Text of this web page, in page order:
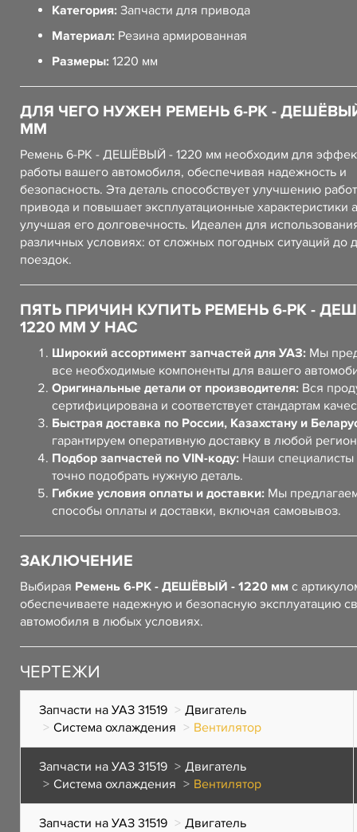
Категория: Запчасти для привода
Материал: Резина армированная
Размеры: 1220 мм
ДЛЯ ЧЕГО НУЖЕН РЕМЕНЬ 6-РК -
ММ
Ремень 6-РК - ДЕШЁВЫЙ - 1220 мм необходим для
работы вашего автомобиля, обеспечивая надежность и
безопасность. Эта деталь способствует улучшению
привода и повышает эксплуатационные характеристики
улучшая его долговечность. Идеален для
различных условиях: от сложных погодных ситуаций до
поездок.
ПЯТЬ ПРИЧИН КУПИТЬ РЕМЕНЬ 6-РК -
1220 ММ У НАС
Широкий ассортимент запчастей для УАЗ: Мы
все необходимые компоненты для вашего
Оригинальные детали от производителя: Вся
сертифицирована и соответствует стандартам
Быстрая доставка по России, Казахстану и
гарантируем оперативную доставку в любой
Подбор запчастей по VIN-коду: Наши специалисты
точно подобрать нужную деталь.
Гибкие условия оплаты и доставки: Мы
способы оплаты и доставки, включая самовывоз.
ЗАКЛЮЧЕНИЕ
Выбирая Ремень 6-РК - ДЕШЁВЫЙ - 1220 мм с
обеспечиваете надежную и безопасную эксплуатацию
автомобиля в любых условиях.
ЧЕРТЕЖИ
Запчасти на УАЗ 31519
Двигатель
Система охлаждения
Вентилятор
Запчасти на УАЗ 31519
Двигатель
Система охлаждения
Вентилятор
Запчасти на УАЗ 31519
Двигатель